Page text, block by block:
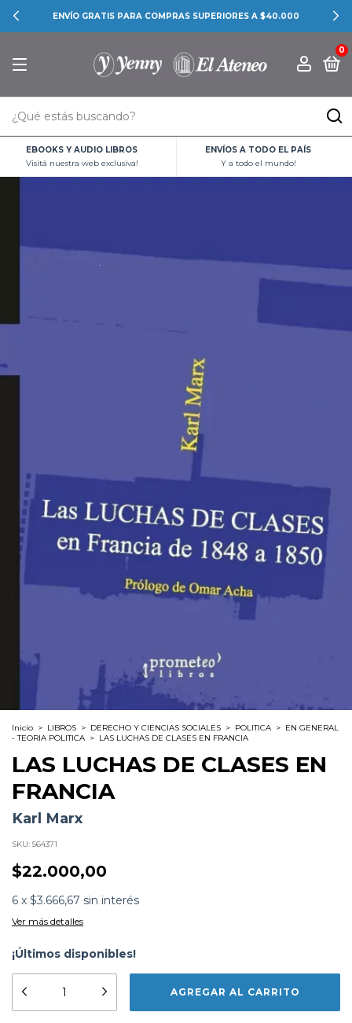
ENVÍO GRATIS PARA COMPRAS SUPERIORES A $40.000
0
EBOOKS Y AUDIO LIBROS
Visitá nuestra web exclusiva!
ENVÍOS A TODO EL PAÍS
Y a todo el mundo!
Inicio > LIBROS > DERECHO Y CIENCIAS SOCIALES > POLITICA > EN GENERAL
- TEORIA POLITICA > LAS LUCHAS DE CLASES EN FRANCIA
LAS LUCHAS DE CLASES EN
FRANCIA
Karl Marx
SKU: 564371
$22.000,00
6 x $3.666,67 sin interés
Ver más detalles
¡Últimos disponibles!
Editorial:
Prometeo